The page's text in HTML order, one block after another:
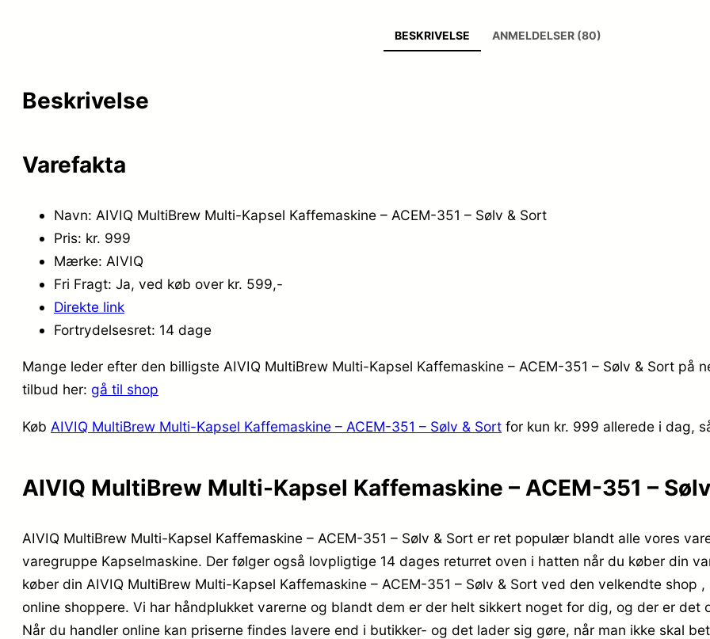
BESKRIVELSE ANMELDELSER (80)
Beskrivelse
Varefakta
Navn: AIVIQ MultiBrew Multi-Kapsel Kaffemaskine – ACEM-351 – Sølv & Sort
Pris: kr. 999
Mærke: AIVIQ
Fri Fragt: Ja, ved køb over kr. 599,-
Direkte link
Fortrydelsesret: 14 dage
Mange leder efter den billigste AIVIQ MultiBrew Multi-Kapsel Kaffemaskine – ACEM-351 – Sølv & Sort
tilbud her: gå til shop
Køb AIVIQ MultiBrew Multi-Kapsel Kaffemaskine – ACEM-351 – Sølv & Sort for kun kr. 999 allerede i dag,
AIVIQ MultiBrew Multi-Kapsel Kaffemaskine – ACEM-351 –
AIVIQ MultiBrew Multi-Kapsel Kaffemaskine – ACEM-351 – Sølv & Sort er ret populær blandt alle vores
varegruppe Kapselmaskine. Der følger også lovpligtige 14 dages returret oven i hatten når du køber din
køber din AIVIQ MultiBrew Multi-Kapsel Kaffemaskine – ACEM-351 – Sølv & Sort ved den velkendte shop
online shoppere. Vi har håndplukket varerne og blandt dem er der helt sikkert noget for dig, og der er
Når du handler online kan priserne findes lavere end i butikker- og det lader sig gøre, når man ikke skal